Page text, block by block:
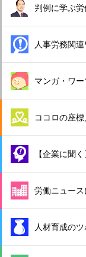
判例に学ぶ
人事労務関
マンガ・ワ
ココロの座
【企業に聞
労働ニュース
人材育成のツ